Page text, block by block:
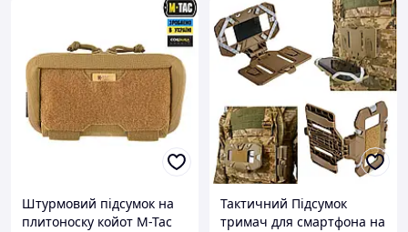
Штурмовий підсумок на
плитоноску койот M-Tac
Тактичний Підсумок
тримач для смартфона на